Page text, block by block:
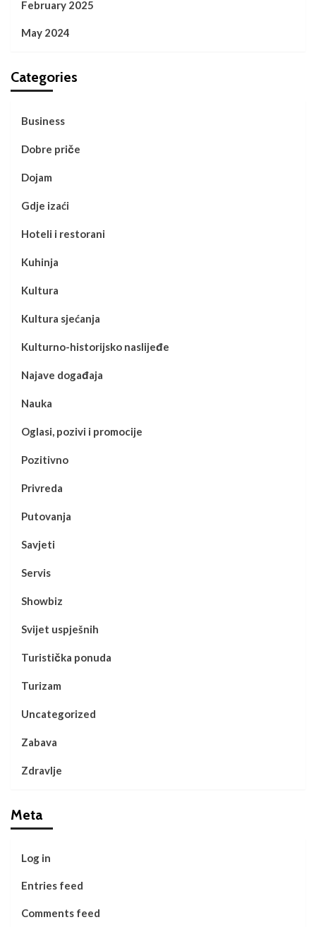
February 2025
May 2024
Categories
Business
Dobre priče
Dojam
Gdje izaći
Hoteli i restorani
Kuhinja
Kultura
Kultura sjećanja
Kulturno-historijsko naslijeđe
Najave događaja
Nauka
Oglasi, pozivi i promocije
Pozitivno
Privreda
Putovanja
Savjeti
Servis
Showbiz
Svijet uspješnih
Turistička ponuda
Turizam
Uncategorized
Zabava
Zdravlje
Meta
Log in
Entries feed
Comments feed